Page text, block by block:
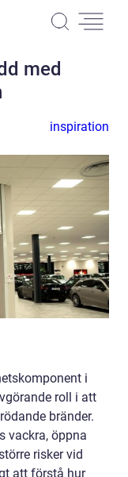
med
inspiration
i
roll i att
bränder.
vackra, öppna
risker vid
att förstå hur